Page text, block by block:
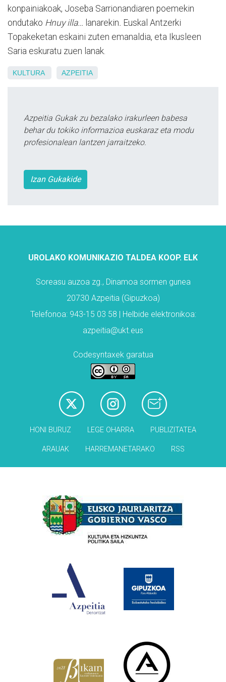
konpainiakoak, Joseba Sarrionandiaren poemekin
ondutako Hnuy illa… lanarekin. Euskal Antzerki
Topakeketan eskaini zuten emanaldia, eta Ikusleen
Saria eskuratu zuen lanak.
KULTURA AZPEITIA
Azpeitia Gukak zu bezalako irakurleen babesa
behar du tokiko informazioa euskaraz eta modu
profesionalean lantzen jarraitzeko.
Izan Gukakide
UROLAKO KOMUNIKAZIO TALDEA KOOP. ELK
Soreasu auzoa zg., Dinamoa sormen gunea
20730 Azpeitia (Gipuzkoa)
Telefonoa: 943-15 03 58 | Helbide elektronikoa:
azpeitia@ukt.eus
Codesyntaxek garatua
HONI BURUZ LEGE OHARRA PUBLIZITATEA
ARAUAK HARREMANETARAKO RSS